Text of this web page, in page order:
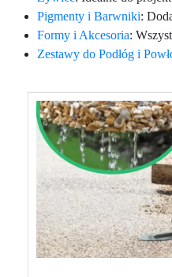
Pigmenty i Barwniki:
Formy i Akcesoria:
Zestawy do Podłóg i